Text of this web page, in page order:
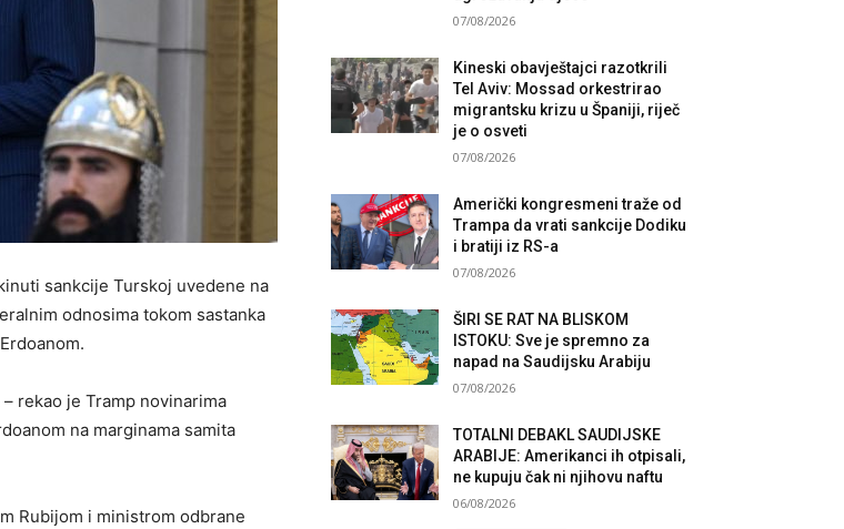
sankcije Turskoj uvedene na
odnosima tokom sastanka
rekao je Tramp novinarima
na marginama samita
Rubijom i ministrom odbrane
07/08/2026
Kineski obavještajci razotkrili
Tel Aviv: Mossad orkestrirao
migrantsku krizu u Španiji, riječ
je o osveti
07/08/2026
Američki kongresmeni traže od
Trampa da vrati sankcije Dodiku
i bratiji iz RS-a
07/08/2026
ŠIRI SE RAT NA BLISKOM
ISTOKU: Sve je spremno za
napad na Saudijsku Arabiju
07/08/2026
TOTALNI DEBAKL SAUDIJSKE
ARABIJE: Amerikanci ih otpisali,
ne kupuju čak ni njihovu naftu
06/08/2026